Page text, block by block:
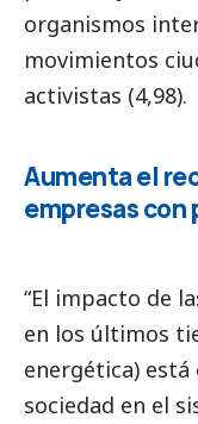
organismos
movimientos
activistas (4,98).
Aumenta el
empresas con
“El impacto de
en los últimos
energética) está
sociedad en el